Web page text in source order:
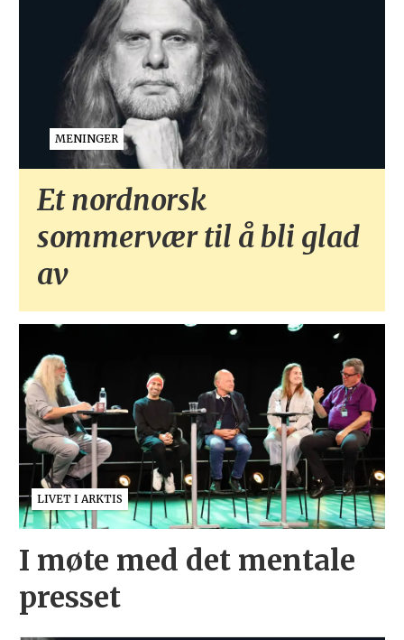
MENINGER
Et nordnorsk
sommervær til å bli glad
av
LIVET I ARKTIS
I møte med det mentale
presset